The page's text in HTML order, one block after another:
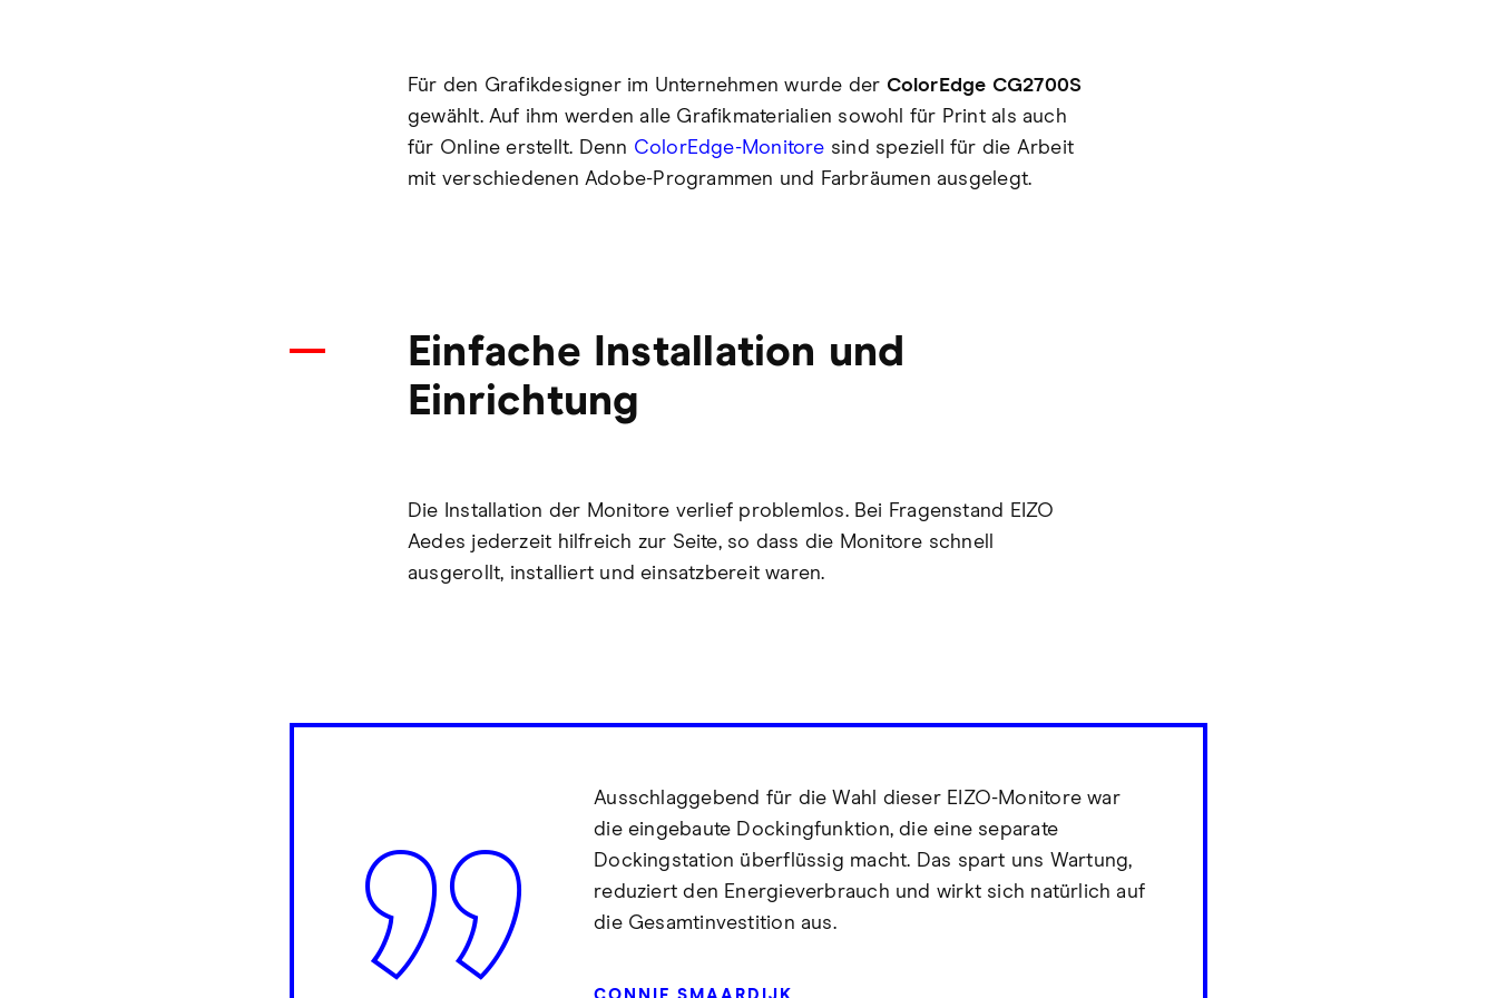
Für den Grafikdesigner im Unternehmen wurde der ColorEdge CG2700S
gewählt. Auf ihm werden alle Grafikmaterialien sowohl für Print als auch
für Online erstellt. Denn ColorEdge-Monitore sind speziell für die Arbeit
mit verschiedenen Adobe-Programmen und Farbräumen ausgelegt.
Einfache Installation und
Einrichtung
Die Installation der Monitore verlief problemlos. Bei Fragenstand EIZO
Aedes jederzeit hilfreich zur Seite, so dass die Monitore schnell
ausgerollt, installiert und einsatzbereit waren.
Ausschlaggebend für die Wahl dieser EIZO-Monitore war
die eingebaute Dockingfunktion, die eine separate
Dockingstation überflüssig macht. Das spart uns Wartung,
reduziert den Energieverbrauch und wirkt sich natürlich auf
die Gesamtinvestition aus.